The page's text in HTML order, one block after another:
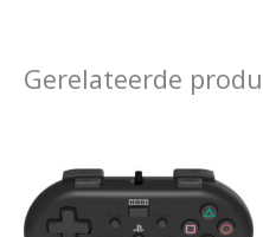
Gerelateerde